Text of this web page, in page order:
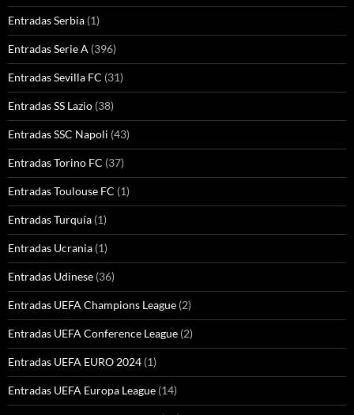
Entradas Serbia (1)
Entradas Serie A (396)
Entradas Sevilla FC (31)
Entradas SS Lazio (38)
Entradas SSC Napoli (43)
Entradas Torino FC (37)
Entradas Toulouse FC (1)
Entradas Turquía (1)
Entradas Ucrania (1)
Entradas Udinese (36)
Entradas UEFA Champions League (2)
Entradas UEFA Conference League (2)
Entradas UEFA EURO 2024 (1)
Entradas UEFA Europa League (14)